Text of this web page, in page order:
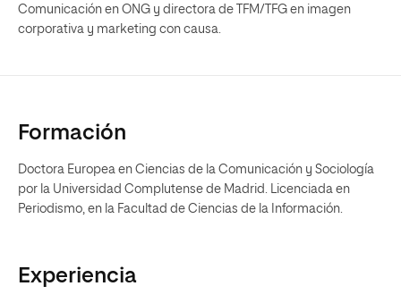
Comunicación en ONG y directora de TFM/TFG en imagen
corporativa y marketing con causa.
Formación
Doctora Europea en Ciencias de la Comunicación y Sociología
por la Universidad Complutense de Madrid. Licenciada en
Periodismo, en la Facultad de Ciencias de la Información.
Experiencia